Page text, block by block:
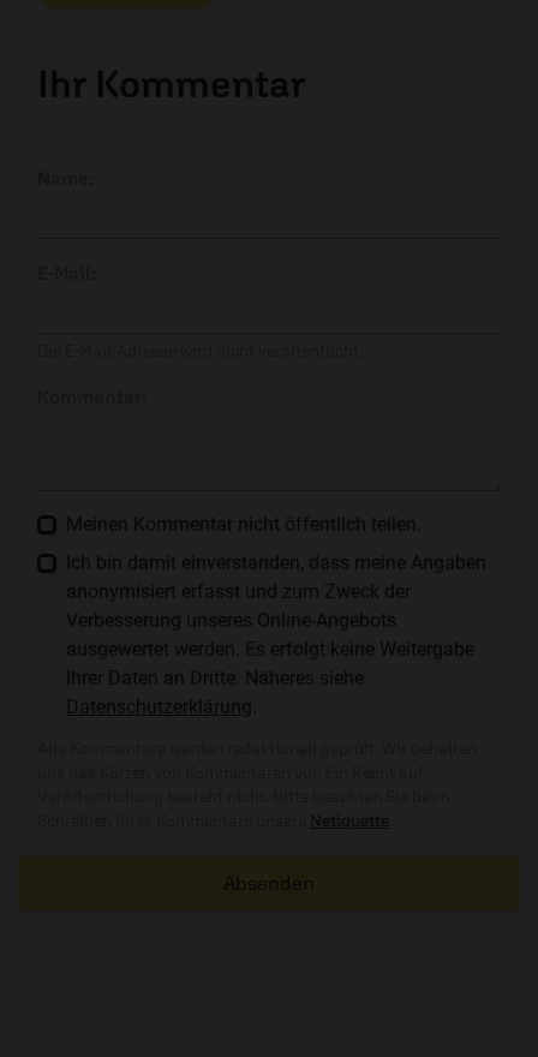
Ihr Kommentar
Meinen Kommentar nicht öffentlich teilen.
Ich bin damit einverstanden, dass meine Angaben
anonymisiert erfasst und zum Zweck der
Verbesserung unseres Online-Angebots
ausgewertet werden. Es erfolgt keine Weitergabe
Ihrer Daten an Dritte. Näheres siehe
Datenschutzerklärung
Netiquette
Absenden